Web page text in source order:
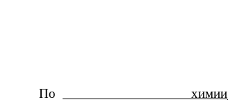
По химии